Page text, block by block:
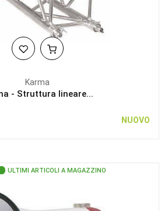
Karma
- Struttura lineare...
NUOVO
ULTIMI ARTICOLI A MAGAZZINO